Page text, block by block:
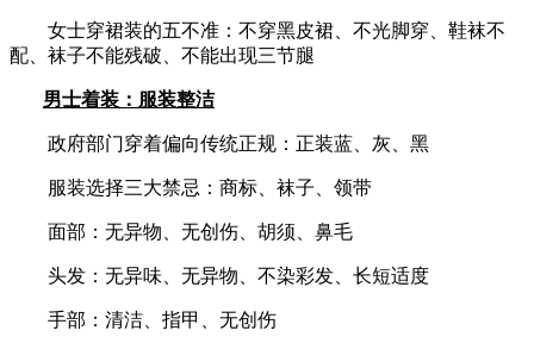
女士穿裙装的五不准：不穿黑皮裙、不光脚穿、鞋袜不
配、袜子不能残破、不能出现三节腿
男士着装：服装整洁
政府部门穿着偏向传统正规：正装蓝、灰、黑
服装选择三大禁忌：商标、袜子、领带
面部：无异物、无创伤、胡须、鼻毛
头发：无异味、无异物、不染彩发、长短适度
手部：清洁、指甲、无创伤